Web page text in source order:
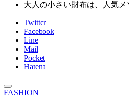
大人の小さい財布は、人気
Twitter
Facebook
Line
Mail
Pocket
Hatena
FASHION